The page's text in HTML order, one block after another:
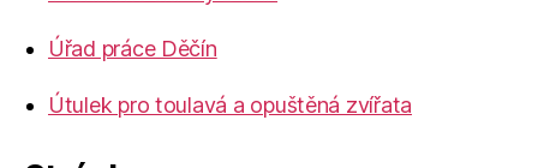
Úřad práce Děčín
Útulek pro toulavá a opuštěná zvířata